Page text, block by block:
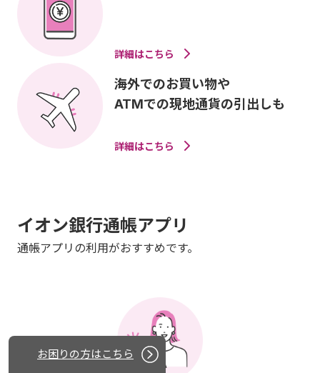
詳細はこちら
海外でのお買い物や
ATMでの現地通貨の引出しも
詳細はこちら
イオン銀行通帳アプリ
通帳アプリの利用がおすすめです。
お困りの方はこちら